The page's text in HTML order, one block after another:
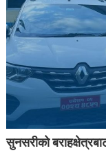
सुनसरीको